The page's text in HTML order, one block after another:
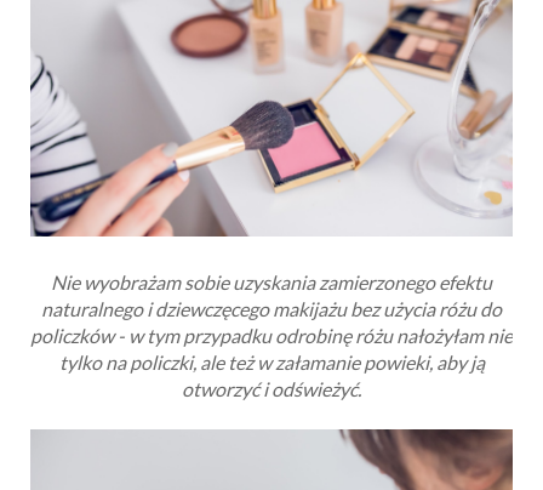
Nie wyobrażam sobie uzyskania zamierzonego efektu
naturalnego i dziewczęcego makijażu bez użycia różu do
policzków - w tym przypadku odrobinę różu nałożyłam nie
tylko na policzki, ale też w załamanie powieki, aby ją
otworzyć i odświeżyć.